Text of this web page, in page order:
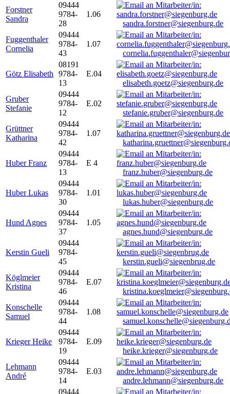
Forstner
Sandra
09444
9784-
28
1.06
sandra.forstner@siegenburg.de
Fuggenthaler
Cornelia
09444
9784-
43
1.07
Götz Elisabeth
08191
9784-
13
E.04
elisabeth.goetz@siegenburg.de
Gruber
Stefanie
09444
9784-
12
E.02
stefanie.gruber@siegenburg.de
Grüttner
Katharina
09444
9784-
42
1.07
Huber Franz
09444
9784-
13
E 4
franz.huber@siegenburg.de
Huber Lukas
09444
9784-
30
1.01
lukas.huber@siegenburg.de
Hund Agnes
09444
9784-
37
1.05
agnes.hund@siegenburg.de
Kerstin Gueli
09444
9784-
45
kerstin.gueli@siegenbrug.de
Köglmeier
Kristina
09444
9784-
46
E.07
Konschelle
Samuel
09444
9784-
44
1.08
Krieger Heike
09444
9784-
19
E.09
heike.krieger@siegenburg.de
Lehmann
André
09444
9784-
14
E.03
andre.lehmann@siegenburg.de
09444